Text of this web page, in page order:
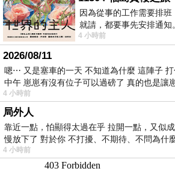
因為從事的工作需要排
就請，都要事先安排通
月的班表時，突然發現4
4 小時前
2026/08/11
嗯⋯ 又是塞車的一天 不知道為什麼 這陣子
中午 崽崽有沒有位子可以過磅了 真的也是讓
4 小時前
局外人
靠近一點，怕顯得太過在乎 拉開一點，又似
慢放下了 對於你 不打擾、不期待、不問為什
4 小時前